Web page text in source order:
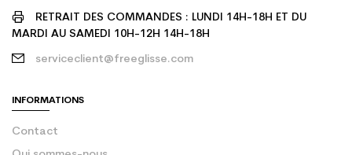
RETRAIT DES COMMANDES : LUNDI 14H-18H ET DU
MARDI AU SAMEDI 10H-12H 14H-18H
serviceclient@freeglisse.com
INFORMATIONS
Contact